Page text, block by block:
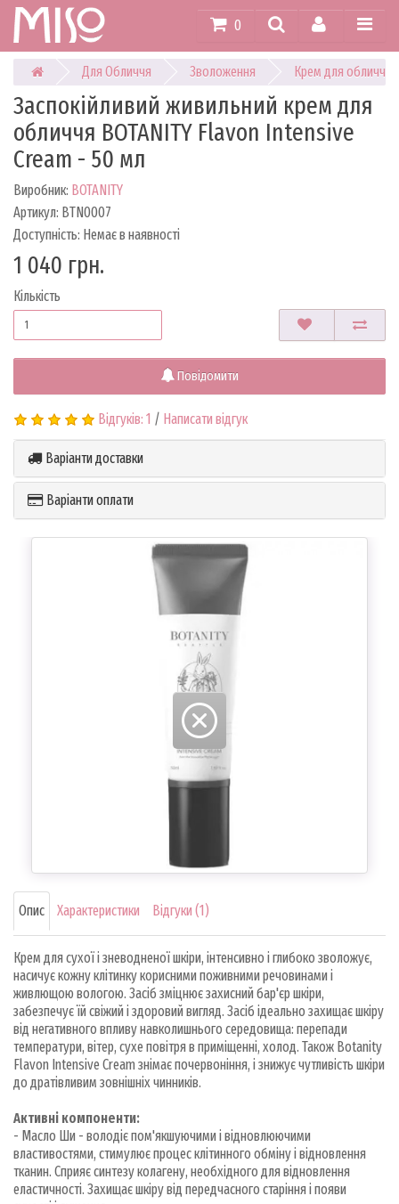
0
Для Обличчя Зволоження Крем для обличчя
Заспокійливий живильний крем для
обличчя BOTANITY Flavon Intensive
Cream - 50 мл
Виробник: BOTANITY
Артикул: BTN0007
Доступність: Немає в наявності
1 040 грн.
Кількість
Повідомити
Відгуків: 1 / Написати відгук
Варіанти доставки
Варіанти оплати
Опис Характеристики Відгуки (1)
Крем для сухої і зневодненої шкіри, інтенсивно і глибоко зволожує,
насичує кожну клітинку корисними поживними речовинами і
живлющою вологою. Засіб зміцнює захисний бар'єр шкіри,
забезпечує їй свіжий і здоровий вигляд. Засіб ідеально захищає шкіру
від негативного впливу навколишнього середовища: перепади
температури, вітер, сухе повітря в приміщенні, холод. Також Botanity
Flavon Intensive Cream знімає почервоніння, і знижує чутливість шкіри
до дратівливим зовнішніх чинників.
Активні компоненти:
- Масло Ши - володіє пом'якшуючими і відновлюючими
властивостями, стимулює процес клітинного обміну і відновлення
тканин. Сприяє синтезу колагену, необхідного для відновлення
еластичності. Захищає шкіру від передчасного старіння і появи